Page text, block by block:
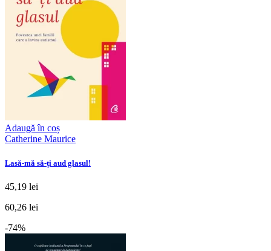
Adaugă în coș
Catherine Maurice
Lasă-mă să-ți aud glasul!
45,19 lei
60,26 lei
-74%